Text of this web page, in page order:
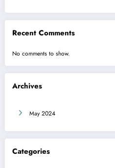
Recent Comments
No comments to show.
Archives
May 2024
Categories